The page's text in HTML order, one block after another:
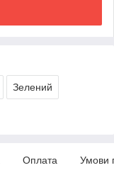
Зелений
Оплата Умови